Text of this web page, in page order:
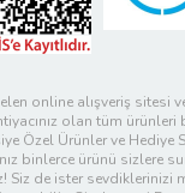
online alışveriş sitesi
olan tüm
Özel Ürünler ve Hediye
binlerce ürünü sizlere
Siz de ister sevdiklerinizi